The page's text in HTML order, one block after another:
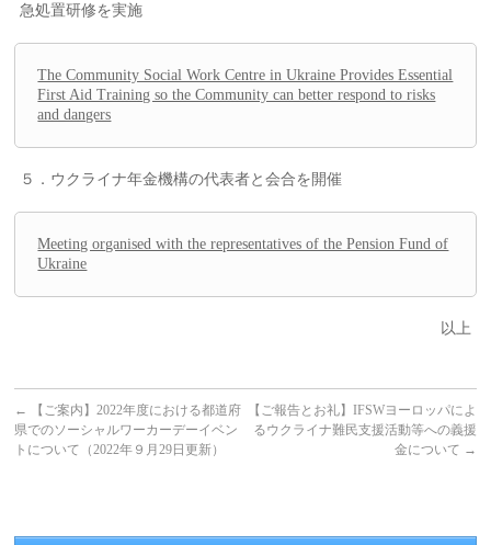
急処置研修を実施
The Community Social Work Centre in Ukraine Provides Essential
First Aid Training so the Community can better respond to risks
and dangers
５．ウクライナ年金機構の代表者と会合を開催
Meeting organised with the representatives of the Pension Fund of
Ukraine
以上
←
【ご案内】2022年度における都道府
県でのソーシャルワーカーデーイベン
トについて（2022年９月29日更新）
【ご報告とお礼】IFSWヨーロッパによ
るウクライナ難民支援活動等への義援
金について →